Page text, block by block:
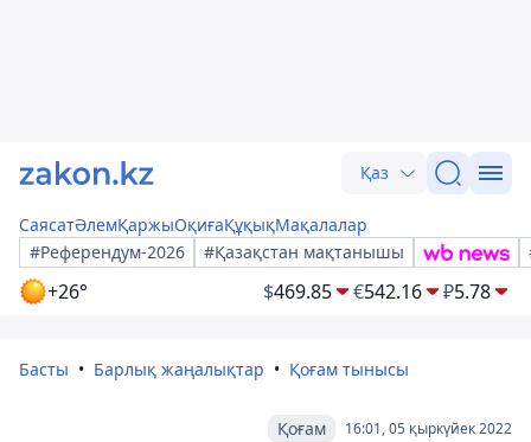
Қаз
СаясатӘлемҚаржыОқиғаҚұқықМақалалар
#Референдум-2026
#Қазақстан мақтанышы
+26° $469.85 €542.16 ₽5.78
Басты Барлық жаңалықтар Қоғам тынысы
16:01, 05 қыркүйек 2022
Қоғам